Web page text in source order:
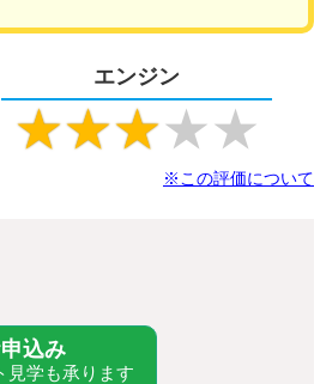
エンジン
★★★★★
※この評価について
込み
見学も承ります